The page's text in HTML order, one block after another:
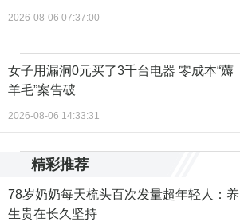
2026-08-06 07:37:00
女子用漏洞0元买了3千台电器 零成本“薅
羊毛”案告破
2026-08-06 14:33:31
精彩推荐
78岁奶奶每天梳头百次发量超年轻人：养
生贵在长久坚持